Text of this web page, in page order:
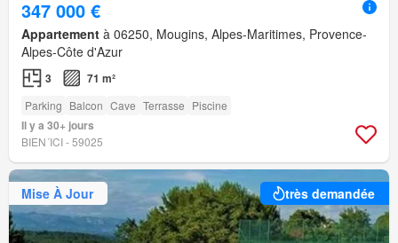
347 000 €
Appartement à 06250, Mougins, Alpes-Maritimes, Provence-
Alpes-Côte d'Azur
3 71 m²
Parking Balcon Cave Terrasse Piscine
Il y a 30+ jours
BIEN´ICI - 59025
Mise À Jour très demandée